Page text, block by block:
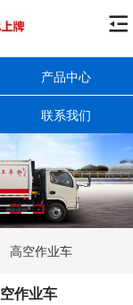

产品中心
联系我们
高空作业车
作业车